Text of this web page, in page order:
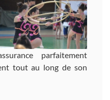
parfaitement
tout au long de son